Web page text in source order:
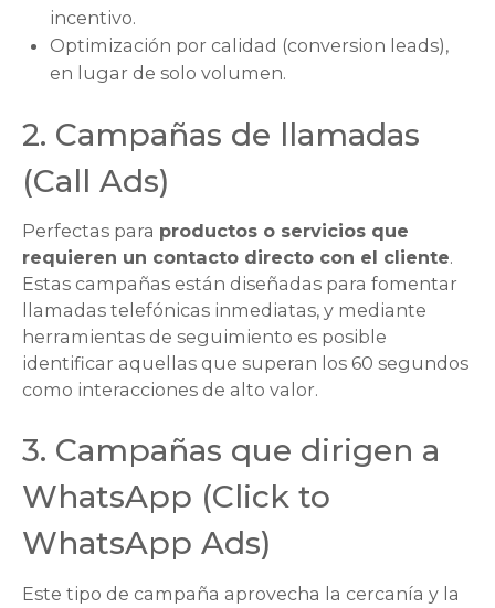
incentivo.
Optimización por calidad (conversion leads),
en lugar de solo volumen.
2. Campañas de llamadas
(Call Ads)
Perfectas para productos o servicios que
requieren un contacto directo con el cliente.
Estas campañas están diseñadas para fomentar
llamadas telefónicas inmediatas, y mediante
herramientas de seguimiento es posible
identificar aquellas que superan los 60 segundos
como interacciones de alto valor.
3. Campañas que dirigen a
WhatsApp (Click to
WhatsApp Ads)
Este tipo de campaña aprovecha la cercanía y la